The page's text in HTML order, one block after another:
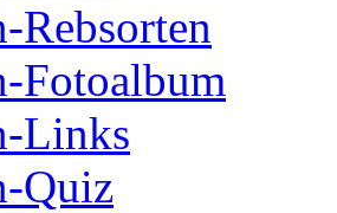
Rebsorten
Fotoalbum
Links
Quiz